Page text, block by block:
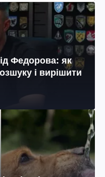
Федорова: як
і вирішити